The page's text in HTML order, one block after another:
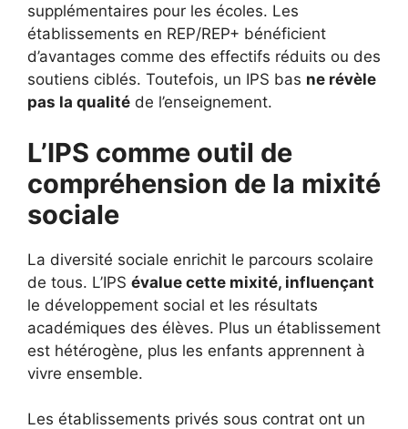
supplémentaires pour les écoles. Les
établissements en REP/REP+ bénéficient
d’avantages comme des effectifs réduits ou des
soutiens ciblés. Toutefois, un IPS bas ne révèle
pas la qualité de l’enseignement.
L’IPS comme outil de
compréhension de la mixité
sociale
La diversité sociale enrichit le parcours scolaire
de tous. L’IPS évalue cette mixité, influençant
le développement social et les résultats
académiques des élèves. Plus un établissement
est hétérogène, plus les enfants apprennent à
vivre ensemble.
Les établissements privés sous contrat ont un